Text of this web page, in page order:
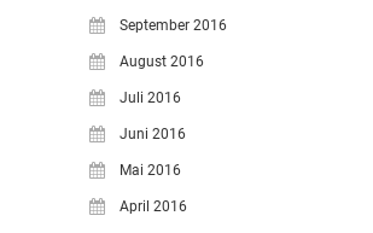
September 2016
August 2016
Juli 2016
Juni 2016
Mai 2016
April 2016